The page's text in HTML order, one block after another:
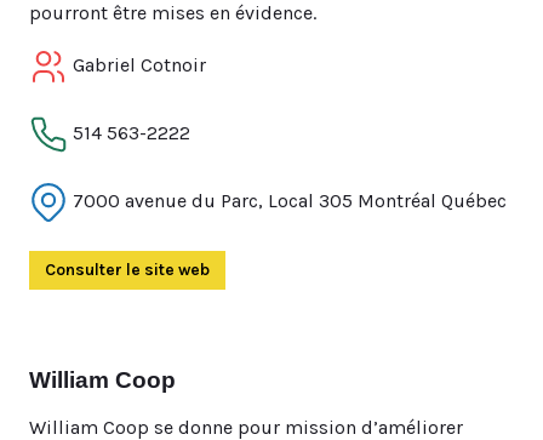
pourront être mises en évidence.
Gabriel Cotnoir
514 563-2222
7000 avenue du Parc, Local 305 Montréal Québec
Consulter le site web
William Coop
William Coop se donne pour mission d’améliorer